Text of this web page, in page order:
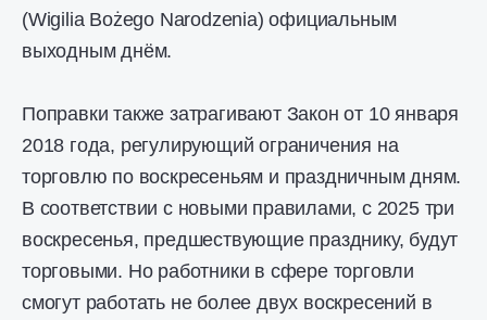
(Wigilia Bożego Narodzenia) официальным
выходным днём.
Поправки также затрагивают Закон от 10 января
2018 года, регулирующий ограничения на
торговлю по воскресеньям и праздничным дням.
В соответствии с новыми правилами, с 2025 три
воскресенья, предшествующие празднику, будут
торговыми. Но работники в сфере торговли
смогут работать не более двух воскресений в